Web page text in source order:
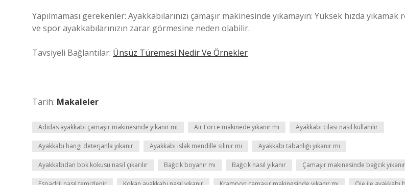
Yapılmaması gerekenler: Ayakkabılarınızı çamaşır makinesinde yıkamayın: Yüksek hızda yıkamak
ve spor ayakkabılarınızın zarar görmesine neden olabilir.
Tavsiyeli Bağlantılar: Ünsüz Türemesi Nedir Ve Örnekler
Tarih: Makaleler
Adidas ayakkabı çamaşır makinesinde yıkanır mı Air Force makinede yıkanır mı Ayakkabı cilası nasıl kullanılır
Ayakkabı hangi deterjanla yıkanır Ayakkabı ıslak mendille silinir mi Ayakkabı tabanlığı yıkanır mı
Ayakkabıdan bok kokusu nasıl çıkarılır Bağcık boyanır mı Bağcık nasıl yıkanır Çamaşır makinesinde bağcık